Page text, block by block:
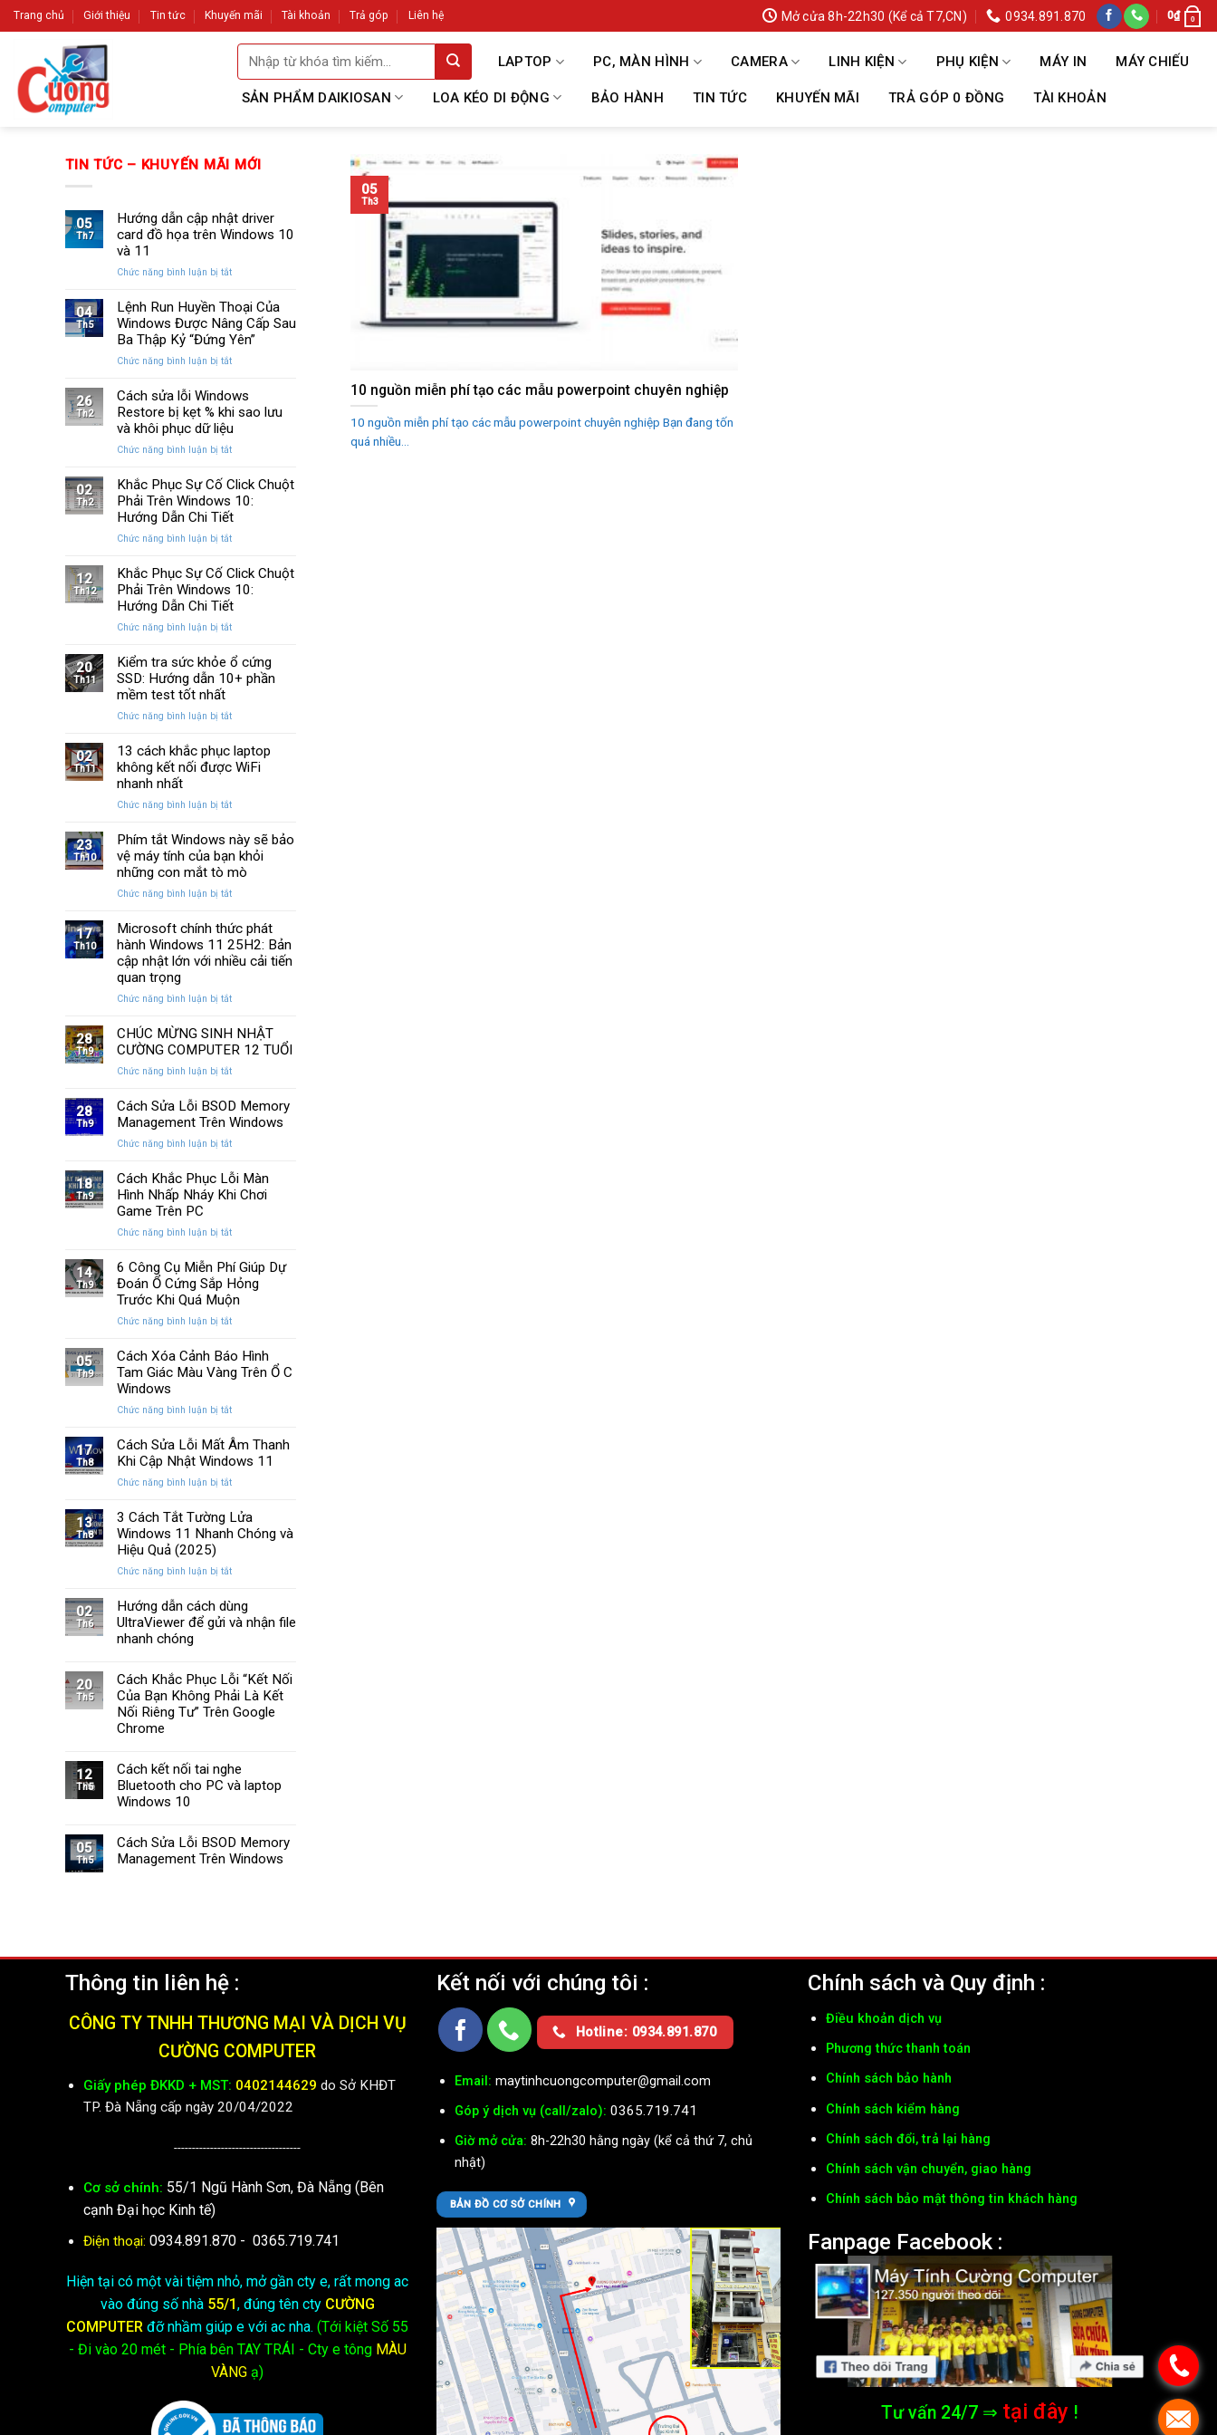
Skip
to
Trang chủ Giới thiệu Tin tức Khuyến mãi Tài khoản Trả góp Liên hệ Mở cửa 8h-22h30 (Kể cả T7,CN) 0934.891.870 0₫ 0
Tìm
kiếm:
LAPTOP PC, MÀN HÌNH CAMERA LINH KIỆN PHỤ KIỆN MÁY IN MÁY CHIẾU
SẢN PHẨM DAIKIOSAN LOA KÉO DI ĐỘNG BẢO HÀNH TIN TỨC KHUYẾN MÃI TRẢ GÓP 0 ĐỒNG TÀI KHOẢN
TIN TỨC – KHUYẾN MÃI MỚI
05
Th7
Hướng dẫn cập nhật driver
card đồ họa trên Windows 10
và 11
Chức năng bình luận bị tắtở
dẫn
cập
nhật
card
họa
trên
Windows
và
04
Th5
Lệnh Run Huyền Thoại Của
Windows Được Nâng Cấp Sau
Ba Thập Kỷ “Đứng Yên”
Chức năng bình luận bị tắtở
Run
Huyền
Windows
Nâng
Cấp
Sau
Thập
“Đứng
Yên”
26
Th2
Cách sửa lỗi Windows
Restore bị kẹt % khi sao lưu
và khôi phục dữ liệu
Chức năng bình luận bị tắtở
sửa
lỗi
Windows
bị
%
khi
sao
và
phục
dữ
02
Th2
Khắc Phục Sự Cố Click Chuột
Phải Trên Windows 10:
Hướng Dẫn Chi Tiết
Chức năng bình luận bị tắtở
Phục
Sự
Cố
Chuột
Trên
Windows
Dẫn
Tiết
12
Th12
Khắc Phục Sự Cố Click Chuột
Phải Trên Windows 10:
Hướng Dẫn Chi Tiết
Chức năng bình luận bị tắtở
Phục
Sự
Chuột
Trên
Windows
Dẫn
Tiết
20
Th11
Kiểm tra sức khỏe ổ cứng
SSD: Hướng dẫn 10+ phần
mềm test tốt nhất
Chức năng bình luận bị tắtở
tra
sức
cứng
Hướng
dẫn
10+
mềm
tốt
nhất
02
Th11
13 cách khắc phục laptop
không kết nối được WiFi
nhanh nhất
Chức năng bình luận bị tắtở
cách
khắc
phục
không
nối
được
WiFi
23
Th10
Phím tắt Windows này sẽ bảo
vệ máy tính của bạn khỏi
những con mắt tò mò
Chức năng bình luận bị tắtở
tắt
Windows
này
sẽ
vệ
tính
của
khỏi
con
mắt
tò
17
Th10
Microsoft chính thức phát
hành Windows 11 25H2: Bản
cập nhật lớn với nhiều cải tiến
quan trọng
Chức năng bình luận bị tắtở
chính
thức
hành
11
25H2:
lớn
với
cải
quan
trọng
28
Th9
CHÚC MỪNG SINH NHẬT
CƯỜNG COMPUTER 12 TUỔI
Chức năng bình luận bị tắtở
MỪNG
SINH
CƯỜNG
12
TUỔI
28
Th9
Cách Sửa Lỗi BSOD Memory
Management Trên Windows
Chức năng bình luận bị tắtở
Sửa
Lỗi
Management
Windows
18
Th9
Cách Khắc Phục Lỗi Màn
Hình Nhấp Nháy Khi Chơi
Game Trên PC
Chức năng bình luận bị tắtở
Khắc
Phục
Hình
Nháy
Khi
Trên
14
Th9
6 Công Cụ Miễn Phí Giúp Dự
Đoán Ổ Cứng Sắp Hỏng
Trước Khi Quá Muộn
Chức năng bình luận bị tắtở
Công
Cụ
Miễn
Giúp
Đoán
Ổ
Trước
Khi
Muộn
05
Th9
Cách Xóa Cảnh Báo Hình
Tam Giác Màu Vàng Trên Ổ C
Windows
Chức năng bình luận bị tắtở
Xóa
Hình
Giác
Màu
Windows
17
Th8
Cách Sửa Lỗi Mất Âm Thanh
Khi Cập Nhật Windows 11
Chức năng bình luận bị tắtở
Sửa
Lỗi
Thanh
Cập
Nhật
13
Th8
3 Cách Tắt Tường Lửa
Windows 11 Nhanh Chóng và
Hiệu Quả (2025)
Chức năng bình luận bị tắtở
Cách
Tắt
11
Nhanh
Chóng
(2025)
02
Th6
Hướng dẫn cách dùng
UltraViewer để gửi và nhận file
nhanh chóng
20
Th5
Cách Khắc Phục Lỗi “Kết Nối
Của Bạn Không Phải Là Kết
Nối Riêng Tư” Trên Google
Chrome
12
Th5
Cách kết nối tai nghe
Bluetooth cho PC và laptop
Windows 10
05
Th5
Cách Sửa Lỗi BSOD Memory
Management Trên Windows
10 nguồn miễn phí tạo các mẫu powerpoint chuyên nghiệp
10 nguồn miễn phí tạo các mẫu powerpoint chuyên nghiệp Bạn đang tốn
quá nhiều...
05
Th3
Thông tin liên hệ :
CÔNG TY TNHH THƯƠNG MẠI VÀ DỊCH VỤ
CƯỜNG COMPUTER
Giấy phép ĐKKD + MST: 0402144629 do Sở KHĐT
TP. Đà Nẵng cấp ngày 20/04/2022
-----------------------------------
Cơ sở chính: 55/1 Ngũ Hành Sơn, Đà Nẵng (Bên
cạnh Đại học Kinh tế)
Điện thoại: 0934.891.870 - 0365.719.741
Hiện tại có một vài tiệm nhỏ, mở gần cty e, rất mong ac
vào đúng số nhà 55/1, đúng tên cty CƯỜNG
COMPUTER đỡ nhầm giúp e với ac nha. (Tới kiệt Số 55
- Đi vào 20 mét - Phía bên TAY TRÁI - Cty e tôngMÀU
VÀNG ạ)
Kết nối với chúng tôi :
Hotline: 0934.891.870
Email: maytinhcuongcomputer@gmail.com
Góp ý dịch vụ (call/zalo): 0365.719.741
Giờ mở cửa: 8h-22h30 hằng ngày (kể cả thứ 7, chủ
nhật)
BẢN ĐỒ CƠ SỞ CHÍNH
Chính sách và Quy định :
Điều khoản dịch vụ
Phương thức thanh toán
Chính sách bảo hành
Chính sách kiểm hàng
Chính sách đổi, trả lại hàng
Chính sách vận chuyển, giao hàng
Chính sách bảo mật thông tin khách hàng
Fanpage Facebook :
Tư vấn 24/7 ⇒ tại đây !